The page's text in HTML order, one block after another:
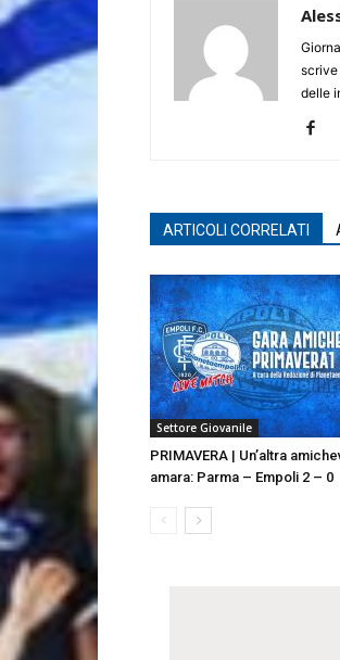
scrive
delle
ARTICOLI CORRELATI
Settore Giovanile
PRIMAVERA | Un’altra
amara: Parma – Empoli 2 – 0